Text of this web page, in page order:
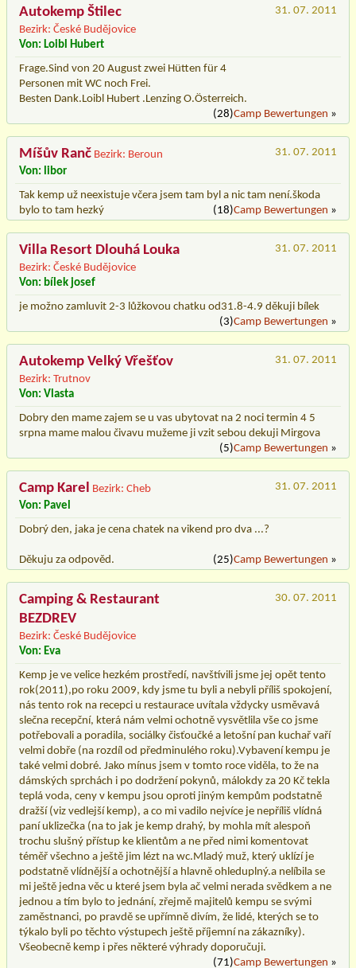
Autokemp Štilec
Bezirk: České Budějovice
31. 07. 2011
Von: Loibl Hubert
Frage.Sind von 20 August zwei Hütten für 4
Personen mit WC noch Frei.
Besten Dank.Loibl Hubert .Lenzing O.Österreich.
(28)Camp Bewertungen »
Míšův Ranč Bezirk: Beroun
31. 07. 2011
Von: libor
Tak kemp už neexistuje včera jsem tam byl a nic tam není.škoda
bylo to tam hezký
(18)Camp Bewertungen »
Villa Resort Dlouhá Louka
Bezirk: České Budějovice
31. 07. 2011
Von: bílek josef
je možno zamluvit 2-3 lůžkovou chatku od31.8-4.9 děkuji bílek
(3)Camp Bewertungen »
Autokemp Velký Vřešťov
Bezirk: Trutnov
31. 07. 2011
Von: Vlasta
Dobry den mame zajem se u vas ubytovat na 2 noci termin 4 5
srpna mame malou čivavu mužeme ji vzit sebou dekuji Mirgova
(5)Camp Bewertungen »
Camp Karel Bezirk: Cheb
31. 07. 2011
Von: Pavel
Dobrý den, jaka je cena chatek na vikend pro dva ...?
Děkuju za odpověd. (25)Camp Bewertungen »
Camping & Restaurant
BEZDREV
Bezirk: České Budějovice
30. 07. 2011
Von: Eva
Kemp je ve velice hezkém prostředí, navštívili jsme jej opět tento
rok(2011),po roku 2009, kdy jsme tu byli a nebyli příliš spokojení,
nás tento rok na recepci u restaurace uvítala vždycky usměvavá
slečna recepční, která nám velmi ochotně vysvětlila vše co jsme
potřebovali a poradila, sociálky čisťoučké a letošní pan kuchař vaří
velmi dobře (na rozdíl od předminulého roku).Vybavení kempu je
také velmi dobré. Jako mínus jsem v tomto roce viděla, to že na
dámských sprchách i po dodržení pokynů, málokdy za 20 Kč tekla
teplá voda, ceny v kempu jsou oproti jiným kempům podstatně
dražší (viz vedlejší kemp), a co mi vadilo nejvíce je nepříliš vlídná
paní uklizečka (na to jak je kemp drahý, by mohla mít alespoň
trochu slušný přístup ke klientům a ne před nimi komentovat
téměř všechno a ještě jim lézt na wc.Mladý muž, který uklízí je
podstatně vlídnější a ochotnější a hlavně ohleduplný.a nelíbila se
mi ještě jedna věc u které jsem byla ač velmi nerada svědkem a ne
jednou a tím bylo to jednání, zřejmě majitelů kempu se svými
zaměstnanci, po pravdě se upřímně divím, že lidé, kterých se to
týkalo byli po těchto výstupech ještě příjemní na zákazníky).
Všeobecně kemp i přes některé výhrady doporučuji.
(71)Camp Bewertungen »